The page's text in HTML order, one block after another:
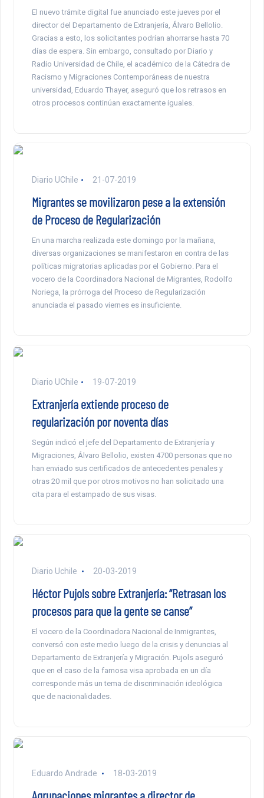
El nuevo trámite digital fue anunciado este jueves por el
director del Departamento de Extranjería, Álvaro Bellolio.
Gracias a esto, los solicitantes podrían ahorrarse hasta 70
días de espera. Sin embargo, consultado por Diario y
Radio Universidad de Chile, el académico de la Cátedra de
Racismo y Migraciones Contemporáneas de nuestra
universidad, Eduardo Thayer, aseguró que los retrasos en
otros procesos continúan exactamente iguales.
Diario UChile 21-07-2019
Migrantes se movilizaron pese a la extensión
de Proceso de Regularización
En una marcha realizada este domingo por la mañana,
diversas organizaciones se manifestaron en contra de las
políticas migratorias aplicadas por el Gobierno. Para el
vocero de la Coordinadora Nacional de Migrantes, Rodolfo
Noriega, la prórroga del Proceso de Regularización
anunciada el pasado viernes es insuficiente.
Diario UChile 19-07-2019
Extranjería extiende proceso de
regularización por noventa días
Según indicó el jefe del Departamento de Extranjería y
Migraciones, Álvaro Bellolio, existen 4700 personas que no
han enviado sus certificados de antecedentes penales y
otras 20 mil que por otros motivos no han solicitado una
cita para el estampado de sus visas.
Diario Uchile 20-03-2019
Héctor Pujols sobre Extranjería: “Retrasan los
procesos para que la gente se canse”
El vocero de la Coordinadora Nacional de Inmigrantes,
conversó con este medio luego de la crisis y denuncias al
Departamento de Extranjería y Migración. Pujols aseguró
que en el caso de la famosa visa aprobada en un día
corresponde más un tema de discriminación ideológica
que de nacionalidades.
Eduardo Andrade 18-03-2019